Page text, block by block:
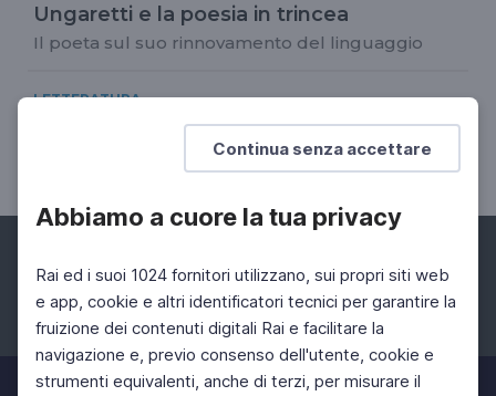
Continua senza accettare
Abbiamo a cuore la tua privacy
Rai ed i suoi 1024 fornitori utilizzano, sui propri siti web
e app, cookie e altri identificatori tecnici per garantire la
fruizione dei contenuti digitali Rai e facilitare la
navigazione e, previo consenso dell'utente, cookie e
strumenti equivalenti, anche di terzi, per misurare il
Ungaretti e la poesia in trincea
Il poeta sul suo rinnovamento del linguaggio
LETTERATURA
Ritratto di Giuseppe Ungaretti
A cura di Guido Davico Bonino
Facebook Instagram Twitter